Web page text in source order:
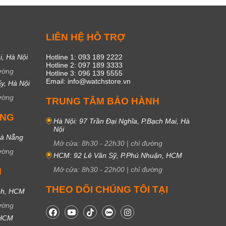
Hà Nội
Hà Nội
Nẵng
HCM
LIÊN HỆ HỖ TRỢ
Hotline 1: 093 189 2222
Hotline 2: 097 189 3333
Hotline 3: 096 139 5555
Email: info@watchstore.vn
TRUNG TÂM BẢO HÀNH
Hà Nội: 97 Trần Đại Nghĩa, P.Bạch Mai, Hà
Nội
Mở cửa: 8h30 - 22h30 | chỉ đường
HCM: 92 Lê Văn Sỹ, P.Phú Nhuận, HCM
Mở cửa: 8h30 - 22h00 | chỉ đường
THEO DÕI CHÚNG TÔI TẠI